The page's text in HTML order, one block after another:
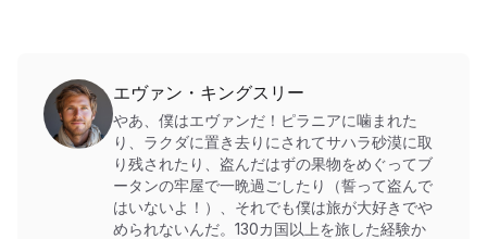
エヴァン・キングスリー
やあ、僕はエヴァンだ！ピラニアに噛まれた
り、ラクダに置き去りにされてサハラ砂漠に取
り残されたり、盗んだはずの果物をめぐってブ
ータンの牢屋で一晩過ごしたり（誓って盗んで
はいないよ！）、それでも僕は旅が大好きでや
められないんだ。130カ国以上を旅した経験か